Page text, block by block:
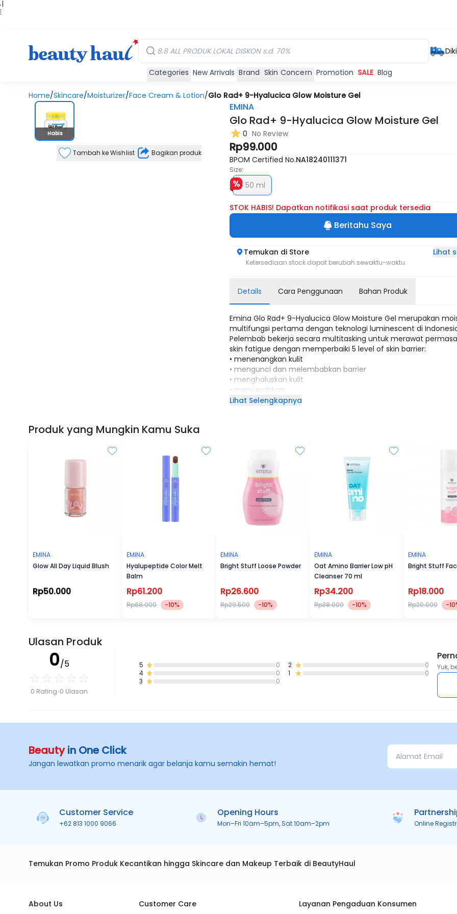
|
Categories New Arrivals Brand Skin Concern Promotion SALE Blog
Home/Skincare/Moisturizer/Face Cream & Lotion/Glo Rad+ 9-Hyalucica Glow Moisture Gel
Stok Habis
Habis
Tambah ke Wishlist Bagikan produk
EMINA
Glo Rad+ 9-Hyalucica Glow Moisture Gel
0 No Review
Rp99.000
BPOM Certified No.NA18240111371
Size:
50 ml
STOK HABIS! Dapatkan notifikasi saat produk tersedia
Beritahu Saya
Temukan di Store Lihat
Ketersediaan stock dapat berubah sewaktu-waktu
Details Cara Penggunaan Bahan Produk
Emina Glo Rad+ 9-Hyalucica Glow Moisture Gel merupakan
multifungsi pertama dengan teknologi luminescent di
Pelembab bekerja secara multitasking untuk merawat
skin fatigue dengan memperbaiki 5 level of skin barrier:
• menenangkan kulit
• mengunci dan melembabkan barrier
• menghaluskan kulit
• mencerahkan
Emina Glo Rad+ 9-Hyalucica Glow Moisture Gel ini didesain
1. 9-Hyalucica: kombinasi sembilan potent soothing agent yang
intensif menenangkan kulit dan menjaga skin barrier.
2. ɑ Prism Arbutin: dengan teknologi holographic luminescent
menguatkan skin barrier dan kekuatan 11 active pencerah.
3. Drone Ferulic Acid Tech™: sebagai teknologi yang dapat
memberikan sampai 10 layer kulit terdalam.
Lihat Selengkapnya
Produk yang Mungkin Kamu Suka
EMINA
Glow All Day Liquid Blush
Rp50.000
EMINA
Hyalupeptide Color Melt
Balm
Rp61.200
Rp68.000 -10%
EMINA
Bright Stuff Loose Powder
Rp26.600
Rp29.500 -10%
EMINA
Oat Amino Barrier Low pH
Cleanser 70 ml
Rp34.200
Rp38.000 -10%
EMINA
Bright Stuff
Rp18.000
Rp20.000 -
Ulasan Produk
0/5
0 Rating 0 Ulasan
5
0
4
0
3
0
2
0
1
0
Yuk,
Beautyin One Click
Jangan lewatkan promo menarik agar belanja kamu semakin hemat!
Customer Service
+62 813 1000 9066
Opening Hours
Mon–Fri 10am–5pm, Sat 10am–2pm Online
Temukan Promo Produk Kecantikan hingga Skincare dan Makeup Terbaik di BeautyHaul
About Us Customer Care Layanan Pengaduan Konsumen